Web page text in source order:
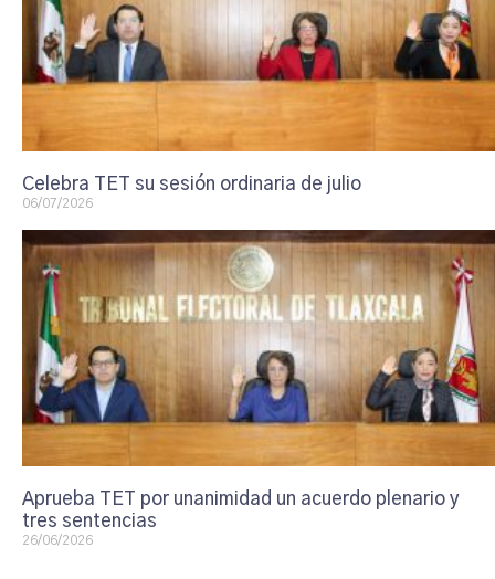
Celebra TET su sesión ordinaria de julio
06/07/2026
Aprueba TET por unanimidad un acuerdo plenario y
tres sentencias
26/06/2026